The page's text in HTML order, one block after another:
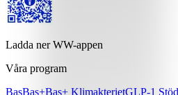
Ladda ner WW-appen
Våra program
BasBas+Bas+ KlimakterietGLP-1 Stöd